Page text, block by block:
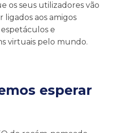
os seus utilizadores vão
aos amigos
e
virtuais pelo mundo.
esperar